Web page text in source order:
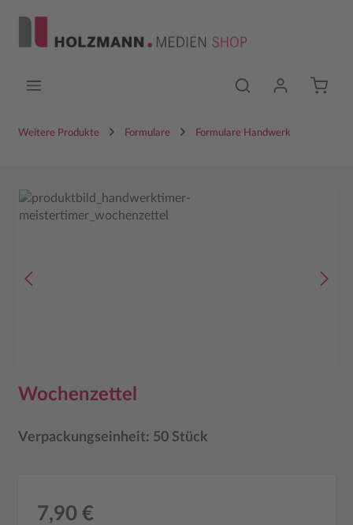
Weitere Produkte Formulare Formulare Handwerk
Bildergalerie überspringen
Wochenzettel
Verpackungseinheit: 50 Stück
7,90 €